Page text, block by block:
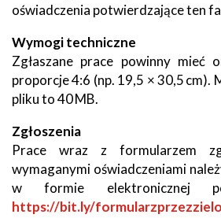
oświadczenia potwierdzające ten
Wymogi techniczne
Zgłaszane prace powinny mieć
proporcje 4:6 (np. 19,5 × 30,5 cm).
pliku to 40 MB.
Zgłoszenia
Prace wraz z formularzem
wymaganymi oświadczeniami
w formie elektronicznej
https://bit.ly/